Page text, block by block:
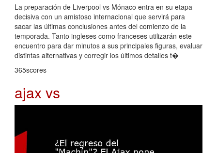
La preparación de Liverpool vs Mónaco entra en su etapa
decisiva con un amistoso internacional que servirá para
sacar las últimas conclusiones antes del comienzo de la
temporada. Tanto ingleses como franceses utilizarán este
encuentro para dar minutos a sus principales figuras, evaluar
distintas alternativas y corregir los últimos detalles t�
365scores
ajax vs